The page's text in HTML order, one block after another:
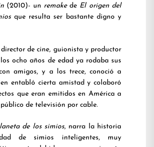
(2010)- un remakede El origen del
que resulta ser bastante digno y
de cine, guionista y productor
ocho años de edad ya rodaba sus
amigos, y a los trece, conoció a
entabló cierta amistad y colaboró
que eran emitidos en América a
de televisión por cable.
de los simios, narra la historia
de simios inteligentes, muy